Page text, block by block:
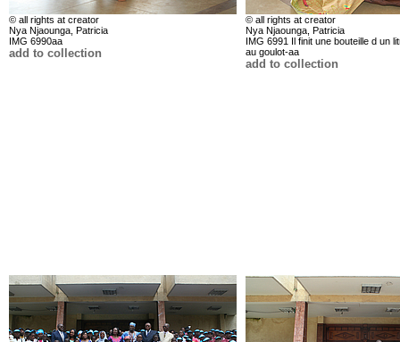
© all rights at creator
Nya Njaounga, Patricia
IMG 6990aa
add to collection
© all rights at creator
Nya Njaounga, Patricia
IMG 6991 Il finit une bouteille d un
au goulot-aa
add to collection